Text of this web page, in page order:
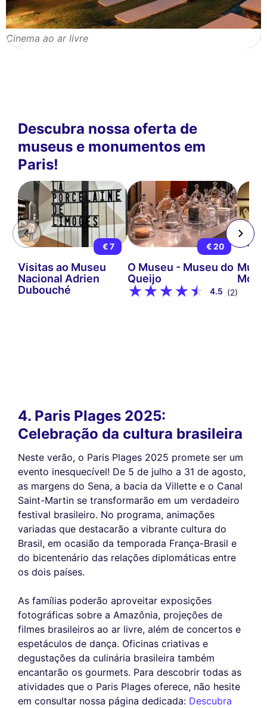
Cinema ao ar livre
Descubra nossa oferta de
museus e monumentos em
Paris!
€ 7
Visitas ao Museu
Nacional Adrien
Dubouché
€ 20
O Museu - Museu do
Queijo
4.5 (2)
4. Paris Plages 2025:
Celebração da cultura brasileira
Neste verão, o Paris Plages 2025 promete ser um
evento inesquecível! De 5 de julho a 31 de agosto,
as margens do Sena, a bacia da Villette e o Canal
Saint-Martin se transformarão em um verdadeiro
festival brasileiro. No programa, animações
variadas que destacarão a vibrante cultura do
Brasil, em ocasião da temporada França-Brasil e
do bicentenário das relações diplomáticas entre
os dois países.
As famílias poderão aproveitar exposições
fotográficas sobre a Amazônia, projeções de
filmes brasileiros ao ar livre, além de concertos e
espetáculos de dança. Oficinas criativas e
degustações da culinária brasileira também
encantarão os gourmets. Para descobrir todas as
atividades que o Paris Plages oferece, não hesite
em consultar nossa página dedicada: Descubra